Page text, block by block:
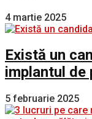
4 martie 2025
Există un
implantul de
5 februarie 2025